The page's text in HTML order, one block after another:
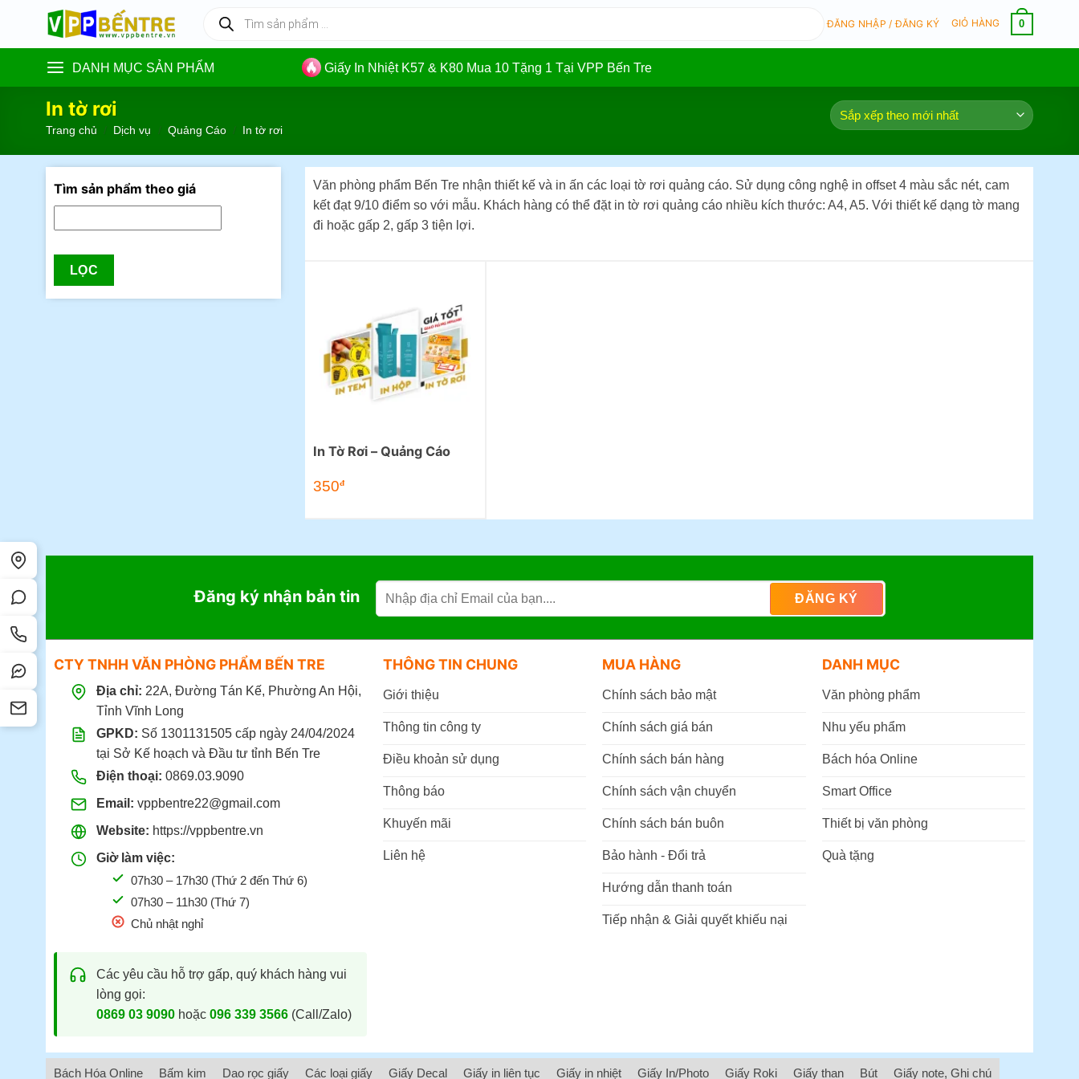
content
kiếm
phẩm
ĐĂNG NHẬP / ĐĂNG KÝ GIỎ HÀNG 0
DANH MỤC SẢN PHẨM Giấy In Nhiệt K57 & K80 Mua 10 Tặng 1 Tại VPP Bến Tre
In tờ rơi
Trang chủ Dịch vụ Quảng Cáo In tờ rơi
Tìm sản phẩm theo giá
LỌC
Văn phòng phẩm Bến Tre nhận thiết kế và in ấn các loại tờ rơi quảng cáo. Sử dụng công nghệ in offset 4 màu sắc nét, cam
kết đạt 9/10 điểm so với mẫu. Khách hàng có thể đặt in tờ rơi quảng cáo nhiều kích thước: A4, A5. Với thiết kế dạng tờ mang
đi hoặc gấp 2, gấp 3 tiện lợi.
In Tờ Rơi – Quảng Cáo
350đ
Đăng ký nhận bản tin
CTY TNHH VĂN PHÒNG PHẨM BẾN TRE
Địa chỉ: 22A, Đường Tán Kế, Phường An Hội,
Tỉnh Vĩnh Long
GPKD: Số 1301131505 cấp ngày 24/04/2024
tại Sở Kế hoạch và Đầu tư tỉnh Bến Tre
Điện thoại: 0869.03.9090
Email: vppbentre22@gmail.com
Website: https://vppbentre.vn
Giờ làm việc:
07h30 – 17h30 (Thứ 2 đến Thứ 6)
07h30 – 11h30 (Thứ 7)
Chủ nhật nghỉ
Các yêu cầu hỗ trợ gấp, quý khách hàng vui
lòng gọi:
0869 03 9090hoặc 096 339 3566(Call/Zalo)
THÔNG TIN CHUNG
Giới thiệu
Thông tin công ty
Điều khoản sử dụng
Thông báo
Khuyến mãi
Liên hệ
MUA HÀNG
Chính sách bảo mật
Chính sách giá bán
Chính sách bán hàng
Chính sách vận chuyển
Chính sách bán buôn
Bảo hành - Đổi trả
Hướng dẫn thanh toán
Tiếp nhận & Giải quyết khiếu nại
DANH MỤC
Văn phòng phẩm
Nhu yếu phẩm
Bách hóa Online
Smart Office
Thiết bị văn phòng
Quà tặng
Bách Hóa Online Bấm kim Dao rọc giấy Các loại giấy Giấy Decal Giấy in liên tục Giấy in nhiệt Giấy In/Photo Giấy Roki Giấy than Bút Giấy note, Ghi chú